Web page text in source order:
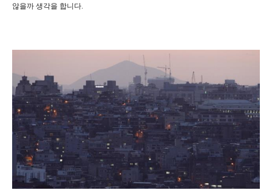
않을까 생각을 합니다.